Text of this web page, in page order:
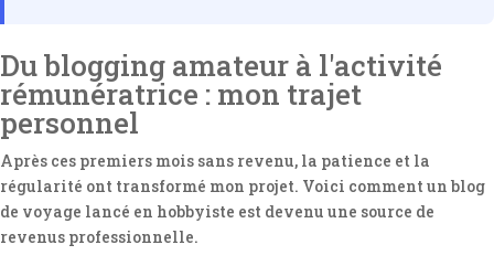
Du blogging amateur à l'activité
rémunératrice : mon trajet
personnel
Après ces premiers mois sans revenu, la patience et la
régularité ont transformé mon projet. Voici comment un blog
de voyage lancé en hobbyiste est devenu une source de
revenus professionnelle.